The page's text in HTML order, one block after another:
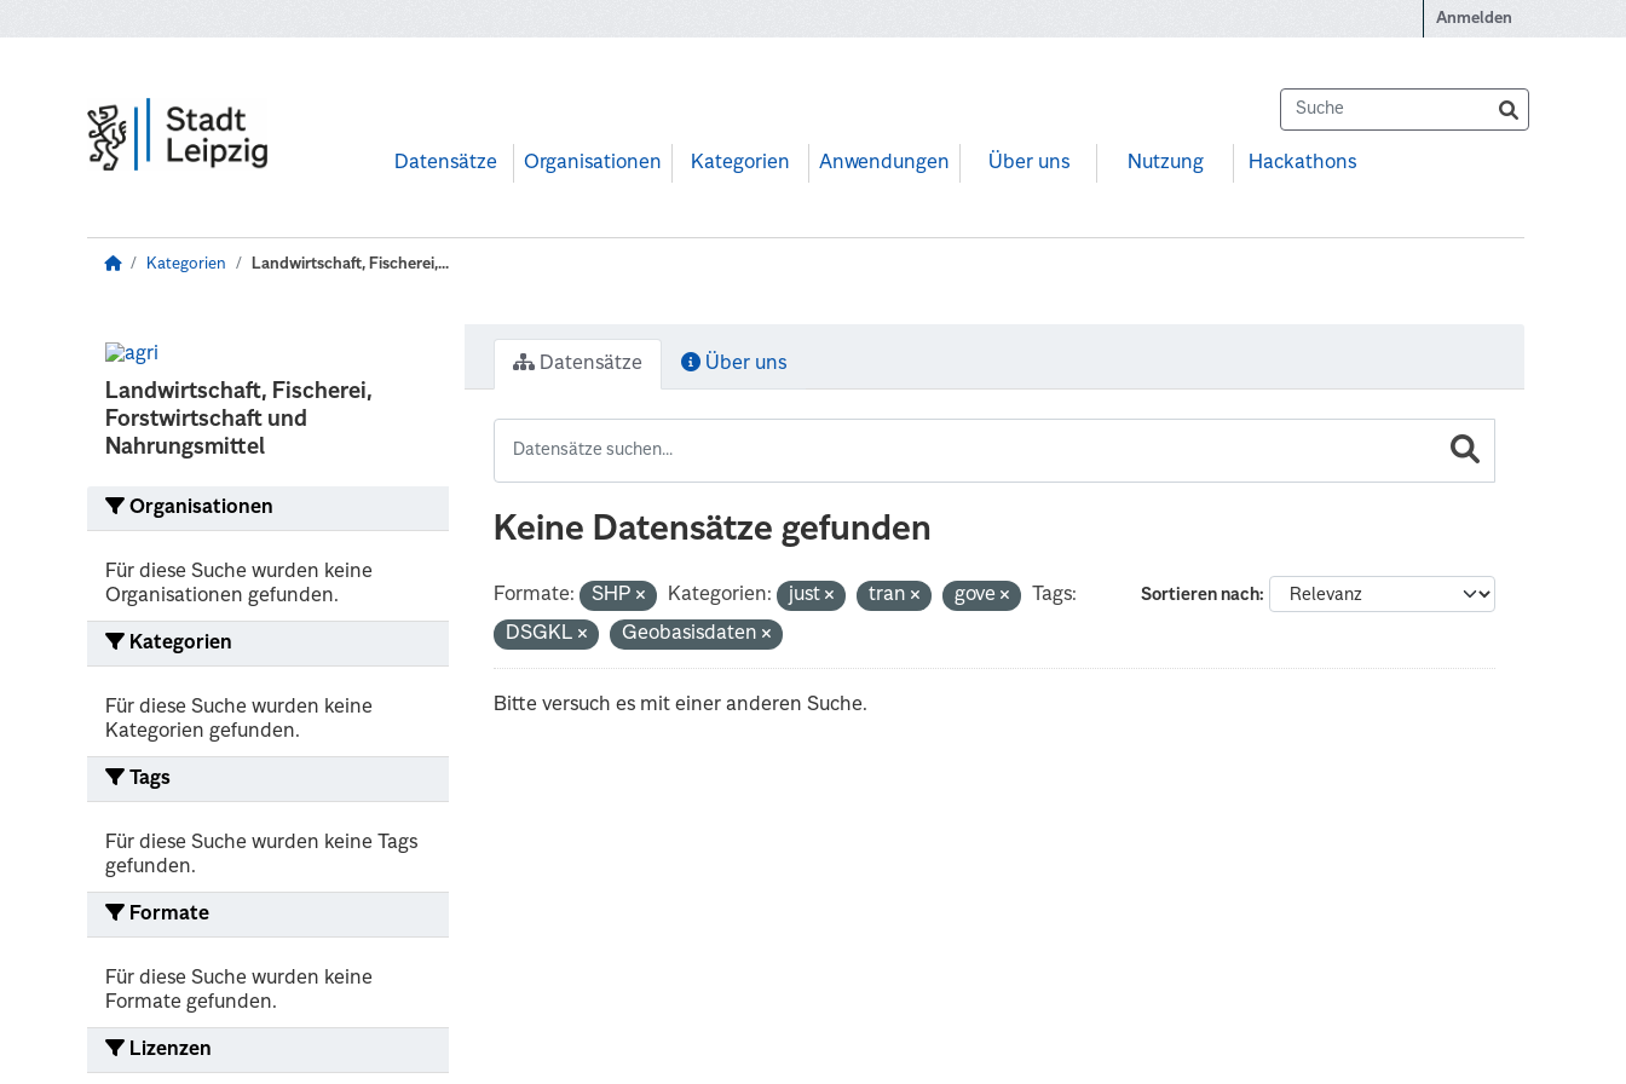
Anmelden
Datensätze Organisationen Kategorien Anwendungen Über uns Nutzung Hackathons
Kategorien Landwirtschaft, Fischerei,...
Landwirtschaft, Fischerei,
Forstwirtschaft und
Nahrungsmittel
Organisationen
Für diese Suche wurden keine
Organisationen gefunden.
Kategorien
Für diese Suche wurden keine
Kategorien gefunden.
Tags
Für diese Suche wurden keine Tags
gefunden.
Formate
Für diese Suche wurden keine
Formate gefunden.
Lizenzen
Datensätze Über uns
Keine Datensätze gefunden
Sortieren nach
Formate: SHP Kategorien: just tran gove
Tags:
DSGKL
Geobasisdaten
Bitte versuch es mit einer anderen Suche.